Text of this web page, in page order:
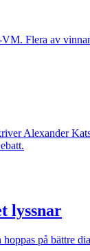
Flera av
Alexander
lyssnar
på bättre